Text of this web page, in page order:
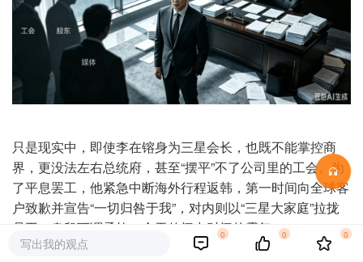
只是现实中，即使李在镕身为三星会长，也既不能掌控商
界，更没法左右总统府，甚至“摆平”不了公司里的工会。为
了平息罢工，他紧急中断海外行程返韩，第一时间向全球客
户致歉并宣告“一切归咎于我”，对内则以“三星大家庭”拉拢
员工，身段可谓柔软，全无传闻中财阀的霸气。
写出我的观点
0 0 0